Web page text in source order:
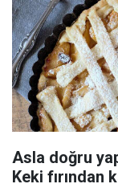
Asla doğru
Keki fırından